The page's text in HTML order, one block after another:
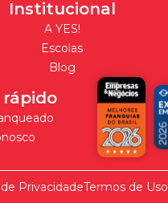
Institucional
A YES!
Escolas
Blog
rápido
PrivacidadeTermos de Uso